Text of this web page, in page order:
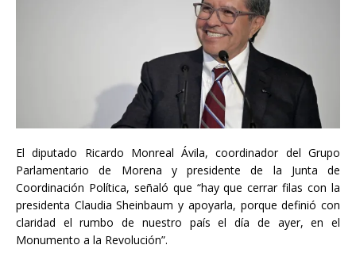
El diputado Ricardo Monreal Ávila, coordinador del Grupo
Parlamentario de Morena y presidente de la Junta de
Coordinación Política, señaló que “hay que cerrar filas con la
presidenta Claudia Sheinbaum y apoyarla, porque definió con
claridad el rumbo de nuestro país el día de ayer, en el
Monumento a la Revolución”.